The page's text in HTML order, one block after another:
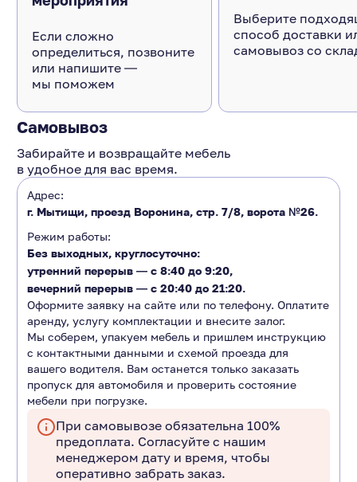
Если сложно
определиться, позвоните
или напишите ―
мы поможем
Выберите
способ доставки
самовывоз со
Самовывоз
Забирайте и возвращайте мебель
в удобное для вас время.
Адрес:
г. Мытищи, проезд Воронина, стр. 7/8, ворота №26.
Режим работы:
Без выходных, круглосуточно:
утренний перерыв ― с 8:40 до 9:20,
вечерний перерыв ― с 20:40 до 21:20.
Оформите заявку на сайте или по телефону. Оплатите
аренду, услугу комплектации и внесите залог.
Мы соберем, упакуем мебель и пришлем инструкцию
с контактными данными и схемой проезда для
вашего водителя. Вам останется только заказать
пропуск для автомобиля и проверить состояние
мебели при погрузке.
При самовывозе обязательна 100%
предоплата. Согласуйте с нашим
менеджером дату и время, чтобы
оперативно забрать заказ.